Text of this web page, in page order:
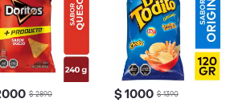
$ 2890 $ 1000 $ 1390